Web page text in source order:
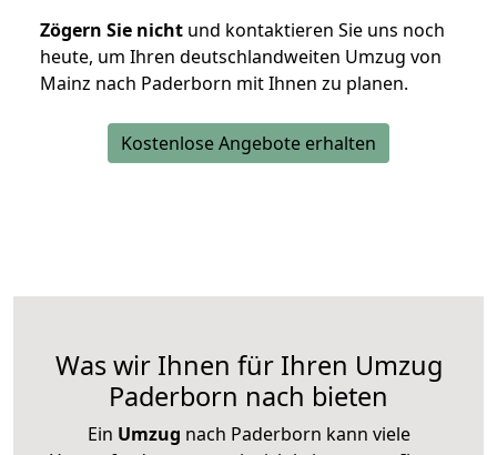
Zögern Sie nicht und kontaktieren Sie uns noch
heute, um Ihren deutschlandweiten Umzug von
Mainz nach Paderborn mit Ihnen zu planen.
Kostenlose Angebote erhalten
Was wir Ihnen für Ihren Umzug
Paderborn nach bieten
Ein Umzug nach Paderborn kann viele